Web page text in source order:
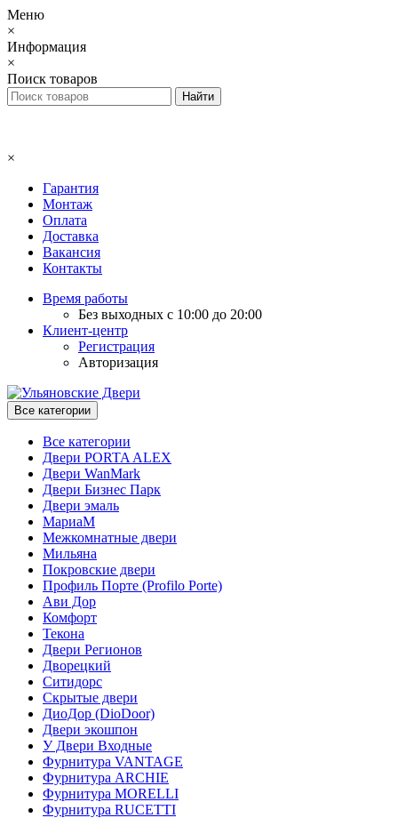
Меню
×
Информация
×
Поиск товаров
×
Гарантия
Монтаж
Оплата
Доставка
Вакансия
Контакты
Время работы
Без выходных с 10:00 до 20:00
Клиент-центр
Регистрация
Авторизация
Все категории
Все категории
Двери PORTA ALEX
Двери WanMark
Двери Бизнес Парк
Двери эмаль
МариаМ
Межкомнатные двери
Мильяна
Покровские двери
Профиль Порте (Profilo Porte)
Ави Дор
Комфорт
Текона
Двери Регионов
Дворецкий
Ситидорс
Скрытые двери
ДиоДор (DioDoor)
Двери экошпон
У Двери Входные
Фурнитура VANTAGE
Фурнитура ARCHIE
Фурнитура MORELLI
Фурнитура RUCETTI